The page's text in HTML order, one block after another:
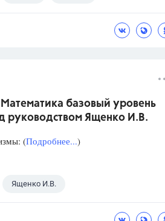
базовый уровень
руководством Ященко И.В.
(Подробнее...)
Ященко И.В.